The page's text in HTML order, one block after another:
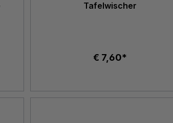
Tafelwischer
€ 7,60*